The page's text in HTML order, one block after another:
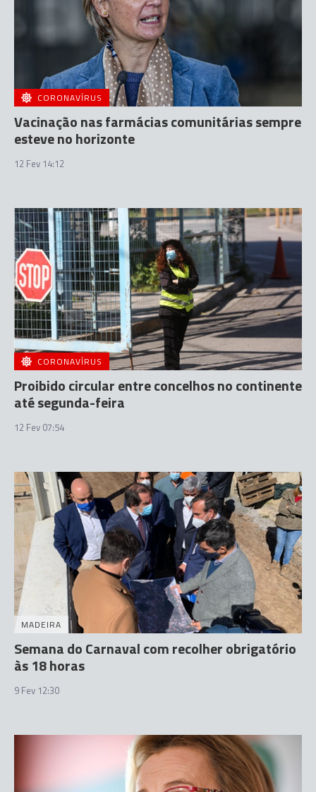
CORONAVÍRUS
Vacinação nas farmácias comunitárias sempre
esteve no horizonte
12 Fev 14:12
CORONAVÍRUS
Proibido circular entre concelhos no continente
até segunda-feira
12 Fev 07:54
MADEIRA
Semana do Carnaval com recolher obrigatório
às 18 horas
9 Fev 12:30